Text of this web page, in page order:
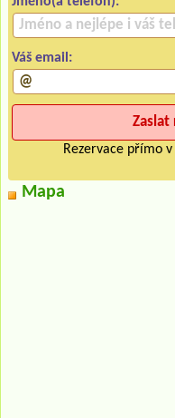
Váš email:
Rezervace přímo
Mapa